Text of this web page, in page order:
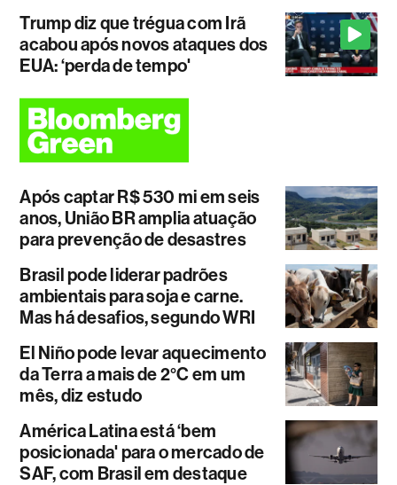
Trump diz que trégua com Irã
acabou após novos ataques dos
EUA: ‘perda de tempo'
Após captar R$ 530 mi em seis
anos, União BR amplia atuação
para prevenção de desastres
Brasil pode liderar padrões
ambientais para soja e carne.
Mas há desafios, segundo WRI
El Niño pode levar aquecimento
da Terra a mais de 2°C em um
mês, diz estudo
América Latina está ‘bem
posicionada' para o mercado de
SAF, com Brasil em destaque